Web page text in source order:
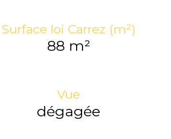
Surface loi Carrez (m²)
88 m²
Vue
dégagée